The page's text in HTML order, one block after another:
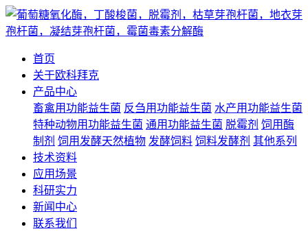
首页
关于欧科拜克
产品中心
畜禽用功能益生菌 反刍用功能益生菌 水产用功能益生菌
特种动物用功能益生菌 通用功能益生菌 脱霉剂 饲用酶
制剂 饲用发酵天然植物 发酵饲料 饲料发酵剂 其他系列
技术资料
应用场景
科研实力
新闻中心
联系我们